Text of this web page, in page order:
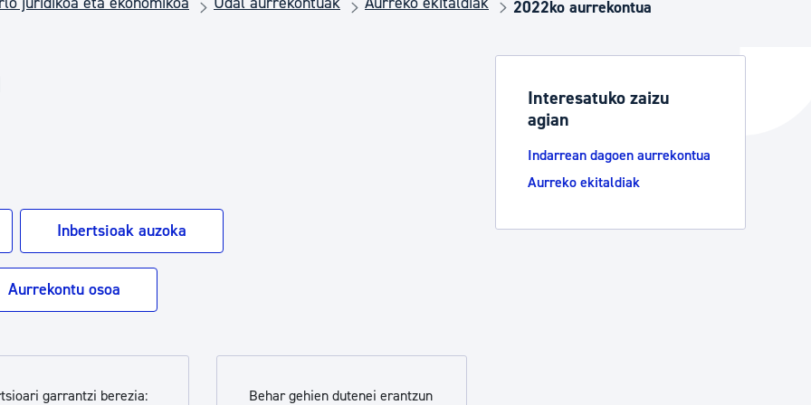
2022ko aurrekontua
Inbertsioak auzoka
Aurrekontu osoa
garrantzi berezia:
Behar gehien dutenei erantzun
Interesatuko zaizu
agian
Indarrean dagoen aurrekontua
Aurreko ekitaldiak